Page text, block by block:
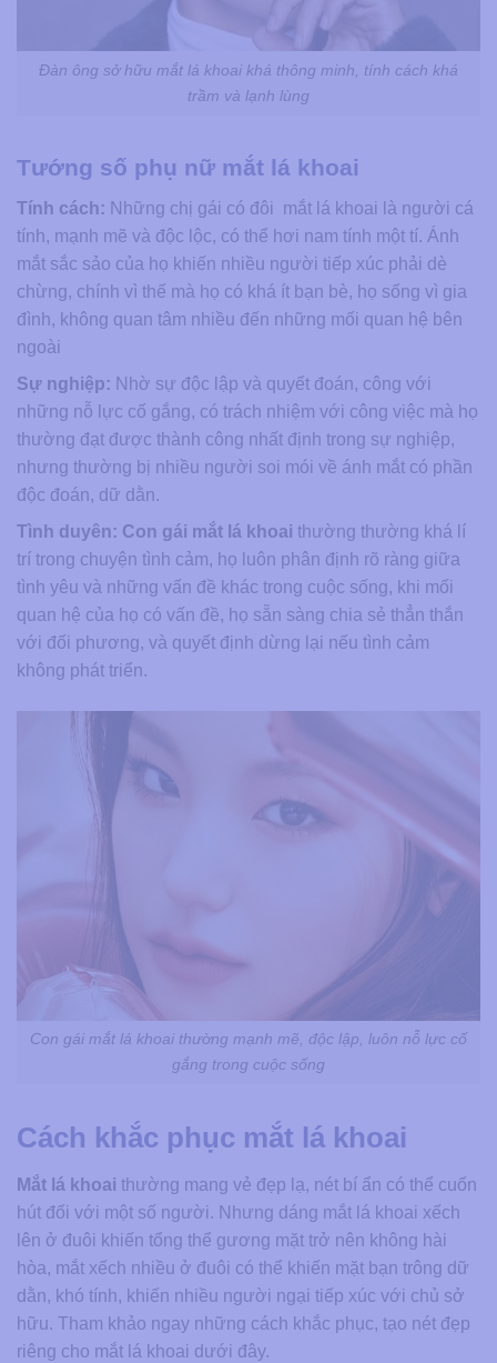
Đàn ông sở hữu mắt lá khoai khá thông minh, tính cách khá
trầm và lạnh lùng
Tướng số phụ nữ mắt lá khoai
Tính cách: Những chị gái có đôi mắt lá khoai là người cá
tính, mạnh mẽ và độc lộc, có thể hơi nam tính một tí. Ánh
mắt sắc sảo của họ khiến nhiều người tiếp xúc phải dè
chừng, chính vì thế mà họ có khá ít bạn bè, họ sống vì gia
đình, không quan tâm nhiều đến những mối quan hệ bên
ngoài
Sự nghiệp: Nhờ sự độc lập và quyết đoán, công với
những nỗ lực cố gắng, có trách nhiệm với công việc mà họ
thường đạt được thành công nhất định trong sự nghiệp,
nhưng thường bị nhiều người soi mói về ánh mắt có phần
độc đoán, dữ dằn.
Tình duyên: Con gái mắt lá khoai thường thường khá lí
trí trong chuyện tình cảm, họ luôn phân định rõ ràng giữa
tình yêu và những vấn đề khác trong cuộc sống, khi mối
quan hệ của họ có vấn đề, họ sẵn sàng chia sẻ thẳn thắn
với đối phương, và quyết định dừng lại nếu tình cảm
không phát triển.
Con gái mắt lá khoai thường mạnh mẽ, độc lập, luôn nỗ lực cố
gắng trong cuộc sống
Cách khắc phục mắt lá khoai
Mắt lá khoai thường mang vẻ đẹp lạ, nét bí ẩn có thể cuốn
hút đối với một số người. Nhưng dáng mắt lá khoai xếch
lên ở đuôi khiến tổng thể gương mặt trở nên không hài
hòa, mắt xếch nhiều ở đuôi có thể khiến mặt bạn trông dữ
dằn, khó tính, khiến nhiều người ngại tiếp xúc với chủ sở
hữu. Tham khảo ngay những cách khắc phục, tạo nét đẹp
riêng cho mắt lá khoai dưới đây.